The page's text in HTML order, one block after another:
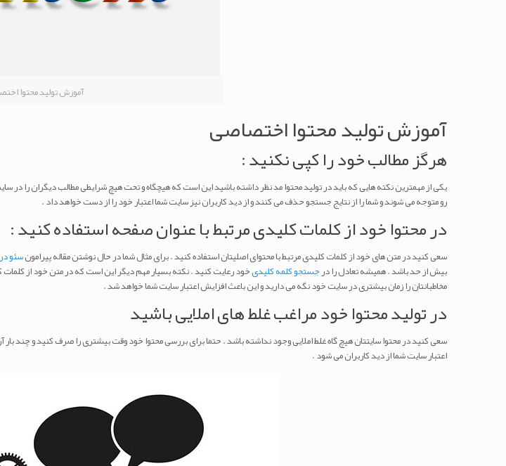
آموزش تولید محتوا
آموزش تولید محتوا اختصاصی
هرگز مطالب خود را کپی نکنید :
یکی از مهمترین نکته هایی که باید در تولید محتوا مد نظر داشته باشید این است که هیچگاه و تحت هیچ شرایطی مطالب دیگران را
رو متوجه می شوند و شما را از نتایج جستجو حذف می کنند و از دید کاربران نیز سایت شما اعتبار خود را از دست خواهد داد .
در محتوا خود از کلمات کلیدی مرتبط با عنوان صفحه استفاده کنید :
سعی کنید در متن های خود از کلمات کلیدی مرتبط با محتوای اصلیتان استفاده کنید . برای مثال شما در حال نوشتن مقاله پیرامونسئو در
بیش از حد باشد . همیشه تعادل را درجستجو کلمه کلیدیخود رعایت کنید . نکته بسیار مهم دیگر این است که در متن خود از کلمات
مخاطبانتان را زمان بیشتری در سایت خود نگه می دارید و این باعث افزایش اعتبار سایت شما خواهد شد .
در تولید محتوا خود مراغب غلط های املایی باشید
سعی کنید در محتوا سایتتان هیچ گاه غلط املایی وجود نداشته باشد . حتما برای بررسی محتوا خود وقت بیشتری را صرف کنید و چند بار
اعتبار سایت شما از دید کاربران می شود .